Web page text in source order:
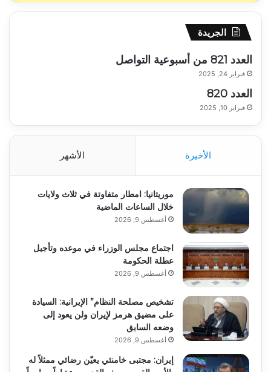
الجريدة
العدد 821 من أسبوعية التواصل
فبراير 24, 2025
العدد 820
فبراير 10, 2025
الأخيرة الأشهر
موريتانيا: امطار متفاوتة في ثلاث ولايات
خلال الساعات الماضية
أغسطس 9, 2026
اجتماع مجلس الوزراء في موعده وتأجيل
عطلة الحكومة
أغسطس 9, 2026
تشخيص مصلحة النظام” الإيرانية: السيادة
على مضيق هرمز لإيران ولن يعود إلى
وضعه السابق
أغسطس 9, 2026
إيران: مجتبى خامنئي يعيّن رضائي ممثلاً له